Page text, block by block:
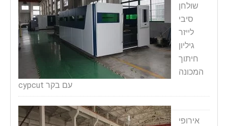
שולחן
סיבי
לייזר
גיליון
חיתוך
המכונה
עם בקר cypcut
אירופי